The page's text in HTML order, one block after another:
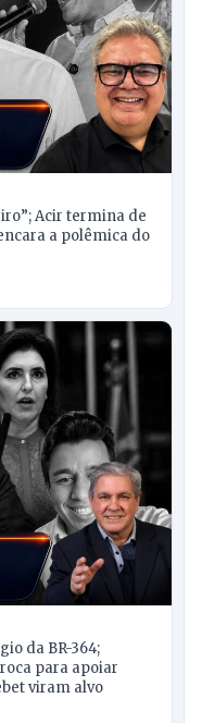
Acir termina de
a polêmica do
da BR-364;
para apoiar
viram alvo